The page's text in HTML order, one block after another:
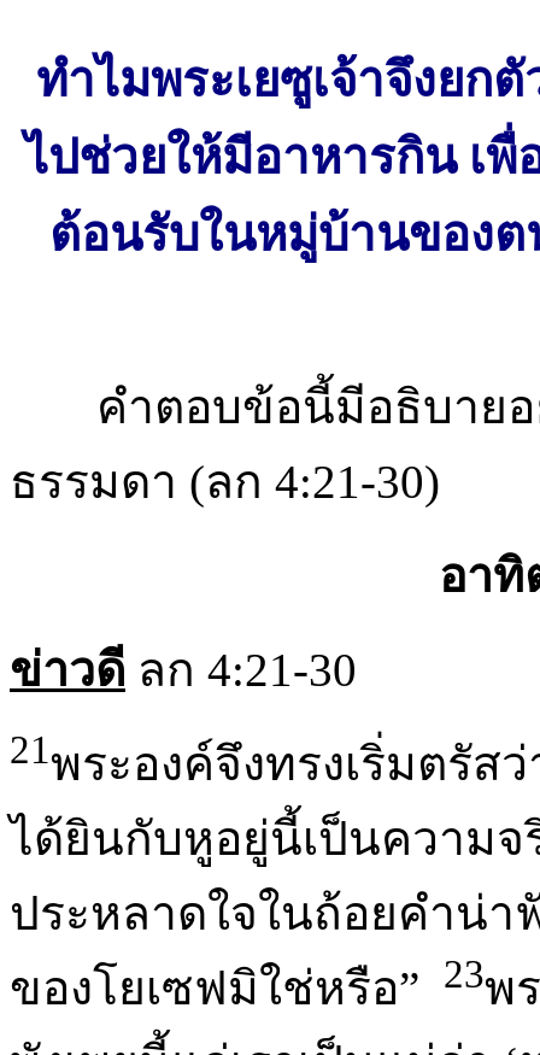
ทำไมพระเยซูเจ้าจึงยก
ไปช่วยให้มีอาหารกิน เพื่
ต้อนรับในหมู่บ้านของต
คำตอบข้อนี้มีอธิบาย
ธรรมดา (ลก 4:21-30)
อาทิ
ข่าวดี ลก 4:21-30
21พระองค์จึงทรงเริ่มตรั
ได้ยินกับหูอยู่นี้เป็นความ
ประหลาดใจในถ้อยคำน่า
ของโยเซฟมิใช่หรือ”
23พ